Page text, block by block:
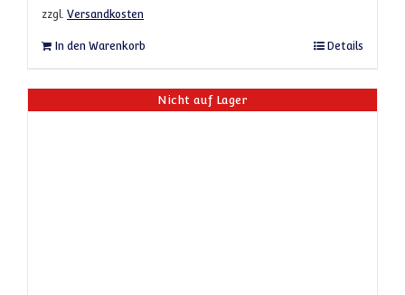
zzgl. Versandkosten
In den Warenkorb Details
Nicht auf Lager